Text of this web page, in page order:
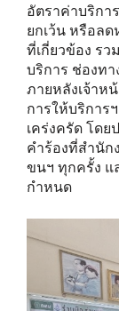
อัตราค่าบริกา
ยกเว้น หรือล
ที่เกี่ยวข้อง รว
บริการ ช่องทา
ภายหลังเจ้าห
การให้บริการ
เคร่งครัด โด
คำร้องที่สำนัก
ขนฯ ทุกครั้ง แ
กำหนด